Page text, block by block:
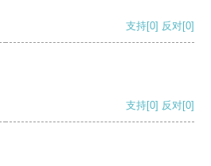
支持[0] 反对[0]
支持[0] 反对[0]